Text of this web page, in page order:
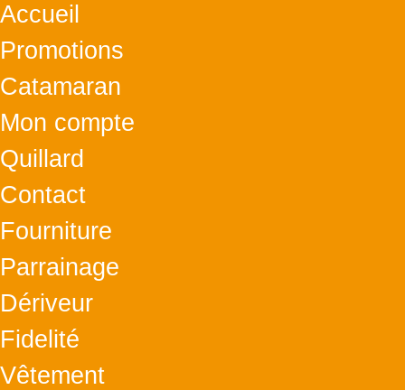
Accueil
Promotions
Catamaran
Mon compte
Quillard
Contact
Fourniture
Parrainage
Dériveur
Fidelité
Vêtement